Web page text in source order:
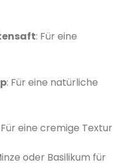
: Für eine
: Für eine natürliche
Für eine cremige Textur
oder Basilikum für